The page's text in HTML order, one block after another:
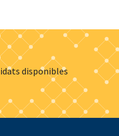
disponibles